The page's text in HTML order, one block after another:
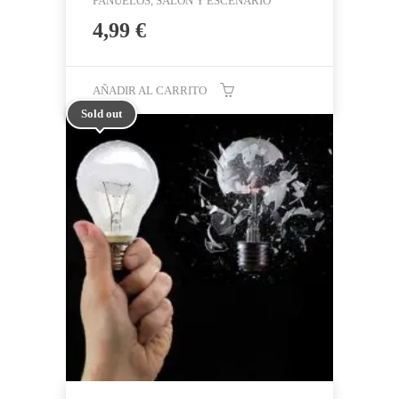
4,99 €
AÑADIR AL CARRITO
Sold out